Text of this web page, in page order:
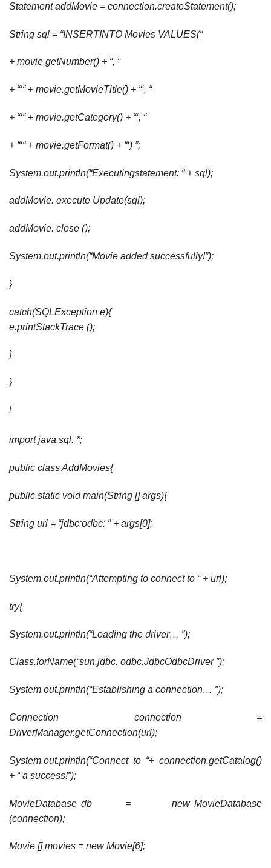
Statement addMovie = connection.createStatement();
String sql = “INSERTINTO Movies VALUES(“
+ movie.getNumber() + “, “
+ “‘“ + movie.getMovieTitle() + “‘, “
+ “‘“ + movie.getCategory() + “‘, “
+ “‘“ + movie.getFormat() + “‘) ”;
System.out.println(“Executingstatement: “ + sql);
addMovie. execute Update(sql);
addMovie. close ();
System.out.println(“Movie added successfully!”);
}
catch(SQLException e){
e.printStackTrace ();
}
}
}
import java.sql. *;
public class AddMovies{
public static void main(String [] args){
String url = “jdbc:odbc: ” + args[0];
System.out.println(“Attempting to connect to “ + url);
try{
System.out.println(“Loading the driver… ”);
Class.forName(“sun.jdbc. odbc.JdbcOdbcDriver ”);
System.out.println(“Establishing a connection… ”);
Connection connection =
DriverManager.getConnection(url);
System.out.println(“Connect to “+ connection.getCatalog()
+ “ a success!”);
MovieDatabase db = new MovieDatabase
(connection);
Movie [] movies = new Movie[6];